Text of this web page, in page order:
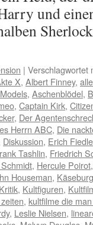
und
| Verschlagwortet
X, Albert Finney,
, Aschenblödel,
, Captain Kirk,
, Der
Herrn ABC, Die
Diskussion, Erich
Tashlin, Friedrich
, Hercule Poirot
Houseman, Käseburg
Kritik, Kultfiguren,
, kultfilme die
, Leslie Nielsen,